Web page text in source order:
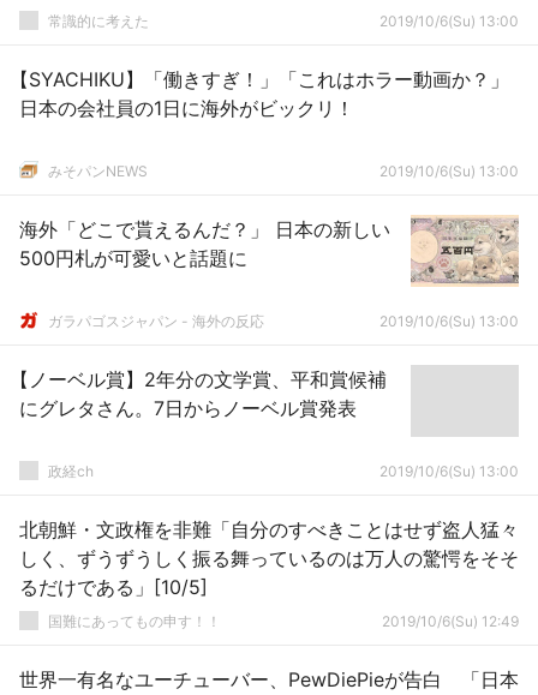
常識的に考えた 2019/10/6(Su) 13:00
【SYACHIKU】「働きすぎ！」「これはホラー動画か？」
日本の会社員の1日に海外がビックリ！
みそパンNEWS 2019/10/6(Su) 13:00
海外「どこで貰えるんだ？」 日本の新しい
500円札が可愛いと話題に
ガラパゴスジャパン - 海外の反応 2019/10/6(Su) 13:00
【ノーベル賞】2年分の文学賞、平和賞候補
にグレタさん。7日からノーベル賞発表
政経ch 2019/10/6(Su) 13:00
北朝鮮・文政権を非難「自分のすべきことはせず盗人猛々
しく、ずうずうしく振る舞っているのは万人の驚愕をそそ
るだけである」[10/5]
国難にあってもの申す！！ 2019/10/6(Su) 12:49
世界一有名なユーチューバー、PewDiePieが告白 「日本